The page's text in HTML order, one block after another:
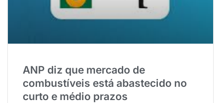
ANP diz que mercado de
combustíveis está abastecido no
curto e médio prazos